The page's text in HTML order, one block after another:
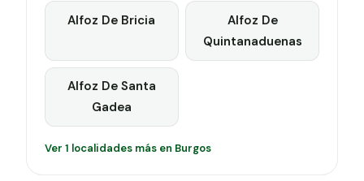
Alfoz De Bricia
Alfoz De
Quintanaduenas
Alfoz De Santa
Gadea
Ver 1 localidades más en Burgos